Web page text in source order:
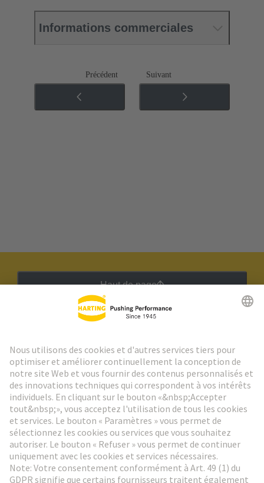
Informations commerciales
Précédent Suivant
Haut de page
Aller à l'inscription
Social Media